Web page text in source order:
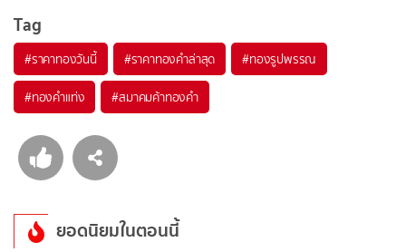
Tag
#ราคาทองวันนี้ #ราคาทองคำล่าสุด #ทองรูปพรรณ
#ทองคำแท่ง #สมาคมค้าทองคำ
ยอดนิยมในตอนนี้